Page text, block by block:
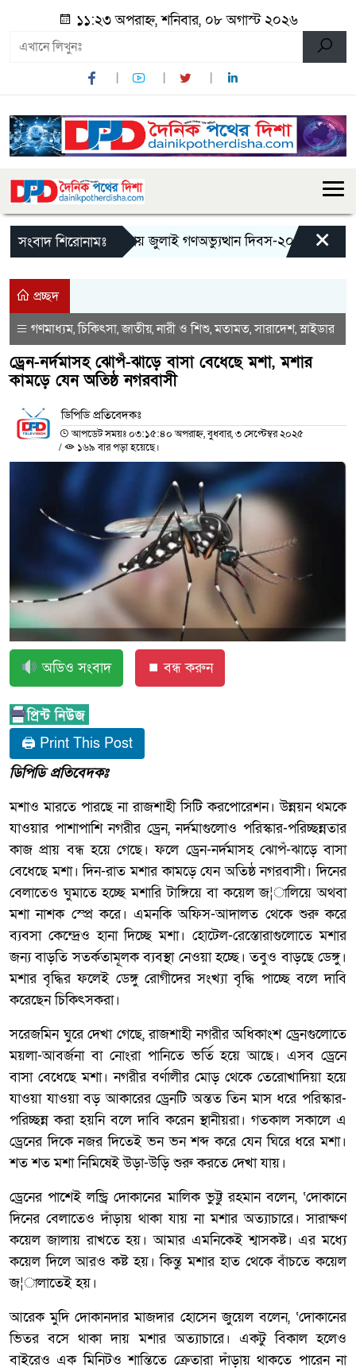
১১:২৩ অপরাহ্ন, শনিবার, ০৮ অগাস্ট ২০২৬
সংবাদ শিরোনামঃমান্দায় জুলাই গণঅভ্যুত্থান দিবস-২০২৬ উপলক্ষে
×
প্রচ্ছদ
গণমাধ্যম,চিকিৎসা,জাতীয়,নারী ও শিশু,মতামত,সারাদেশ,স্লাইডার
ড্রেন-নর্দমাসহ ঝোপঁ-ঝাড়ে বাসা বেধেছে মশা, মশার
কামড়ে যেন অতিষ্ঠ নগরবাসী
ডিপিডি প্রতিবেদকঃ
আপডেট সময়ঃ ০৩:১৫:৪০ অপরাহ্ন, বুধবার, ৩ সেপ্টেম্বর ২০২৫
/
১৬৯ বার পড়া হয়েছে।
অডিও সংবাদ ⏹ বন্ধ করুন
🖨 Print This Post
ডিপিডি প্রতিবেদকঃ
মশাও মারতে পারছে না রাজশাহী সিটি করপোরেশন। উন্নয়ন থমকে
যাওয়ার পাশাপাশি নগরীর ড্রেন, নর্দমাগুলোও পরিস্কার-পরিচ্ছন্নতার
কাজ প্রায় বন্ধ হয়ে গেছে। ফলে ড্রেন-নর্দমাসহ ঝোপঁ-ঝাড়ে বাসা
বেধেছে মশা। দিন-রাত মশার কামড়ে যেন অতিষ্ঠ নগরবাসী। দিনের
বেলাতেও ঘুমাতে হচ্ছে মশারি টাঙ্গিয়ে বা কয়েল জ¦ালিয়ে অথবা
মশা নাশক স্প্রে করে। এমনকি অফিস-আদালত থেকে শুরু করে
ব্যবসা কেন্দ্রেও হানা দিচ্ছে মশা। হোটেল-রেস্তোরাগুলোতে মশার
জন্য বাড়তি সতর্কতামূলক ব্যবস্থা নেওয়া হচ্ছে। তবুও বাড়ছে ডেঙ্গু।
মশার বৃদ্ধির ফলেই ডেঙ্গু রোগীদের সংখ্যা বৃদ্ধি পাচ্ছে বলে দাবি
করেছেন চিকিৎসকরা।
সরেজমিন ঘুরে দেখা গেছে, রাজশাহী নগরীর অধিকাংশ ড্রেনগুলোতে
ময়লা-আবর্জনা বা নোংরা পানিতে ভর্তি হয়ে আছে। এসব ড্রেনে
বাসা বেধেছে মশা। নগরীর বর্ণালীর মোড় থেকে তেরোখাদিয়া হয়ে
যাওয়া যাওয়া বড় আকারের ড্রেনটি অন্তত তিন মাস ধরে পরিস্কার-
পরিচ্ছন্ন করা হয়নি বলে দাবি করেন স্থানীয়রা। গতকাল সকালে এ
ড্রেনের দিকে নজর দিতেই ভন ভন শব্দ করে যেন ঘিরে ধরে মশা।
শত শত মশা নিমিষেই উড়া-উড়ি শুরু করতে দেখা যায়।
ড্রেনের পাশেই লন্ড্রি দোকানের মালিক ভুট্টু রহমান বলেন, ‘দোকানে
দিনের বেলাতেও দাঁড়ায় থাকা যায় না মশার অত্যাচারে। সারাক্ষণ
কয়েল জালায় রাখতে হয়। আমার এমনিকেই শ্বাসকষ্ট। এর মধ্যে
কয়েল দিলে আরও কষ্ট হয়। কিন্তু মশার হাত থেকে বাঁচতে কয়েল
জ¦ালাতেই হয়।
আরেক মুদি দোকানদার মাজদার হোসেন জুয়েল বলেন, ‘দোকানের
ভিতর বসে থাকা দায় মশার অত্যাচারে। একটু বিকাল হলেও
বাইরেও এক মিনিটও শান্তিতে ক্রেতারা দাঁড়ায় থাকতে পারেন না